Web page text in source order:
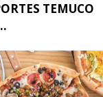
TEMUCO